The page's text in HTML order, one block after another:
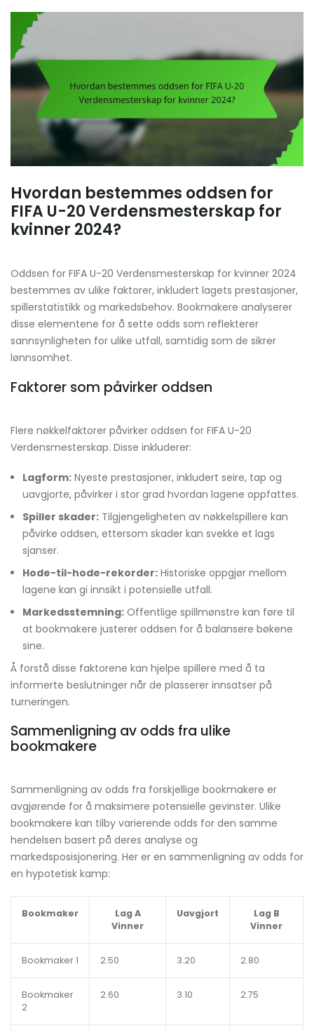
Hvordan bestemmes oddsen for
FIFA U-20 Verdensmesterskap for
kvinner 2024?
Oddsen for FIFA U-20 Verdensmesterskap for kvinner 2024
bestemmes av ulike faktorer, inkludert lagets prestasjoner,
spillerstatistikk og markedsbehov. Bookmakere analyserer
disse elementene for å sette odds som reflekterer
sannsynligheten for ulike utfall, samtidig som de sikrer
lønnsomhet.
Faktorer som påvirker oddsen
Flere nøkkelfaktorer påvirker oddsen for FIFA U-20
Verdensmesterskap. Disse inkluderer:
Lagform: Nyeste prestasjoner, inkludert seire, tap og
uavgjorte, påvirker i stor grad hvordan lagene oppfattes.
Spiller skader: Tilgjengeligheten av nøkkelspillere kan
påvirke oddsen, ettersom skader kan svekke et lags
sjanser.
Hode-til-hode-rekorder: Historiske oppgjør mellom
lagene kan gi innsikt i potensielle utfall.
Markedsstemning: Offentlige spillmønstre kan føre til
at bookmakere justerer oddsen for å balansere bøkene
sine.
Å forstå disse faktorene kan hjelpe spillere med å ta
informerte beslutninger når de plasserer innsatser på
turneringen.
Sammenligning av odds fra ulike
bookmakere
Sammenligning av odds fra forskjellige bookmakere er
avgjørende for å maksimere potensielle gevinster. Ulike
bookmakere kan tilby varierende odds for den samme
hendelsen basert på deres analyse og
markedsposisjonering. Her er en sammenligning av odds for
en hypotetisk kamp:
Bookmaker
Lag A
Vinner
Uavgjort
Lag B
Vinner
Bookmaker 1 2.50 3.20 2.80
Bookmaker
2
2.60 3.10 2.75